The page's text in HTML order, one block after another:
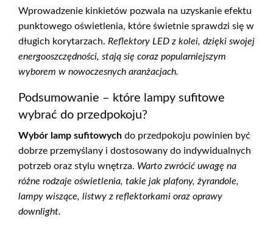
Wprowadzenie kinkietów pozwala na uzyskanie efektu
punktowego oświetlenia, które świetnie sprawdzi się w
długich korytarzach. Reflektory LED z kolei, dzięki swojej
energooszczędności, stają się coraz popularniejszym
wyborem w nowoczesnych aranżacjach.
Podsumowanie – które lampy sufitowe
wybrać do przedpokoju?
Wybór lamp sufitowych do przedpokoju powinien być
dobrze przemyślany i dostosowany do indywidualnych
potrzeb oraz stylu wnętrza. Warto zwrócić uwagę na
różne rodzaje oświetlenia, takie jak plafony, żyrandole,
lampy wiszące, listwy z reflektorkami oraz oprawy
downlight.